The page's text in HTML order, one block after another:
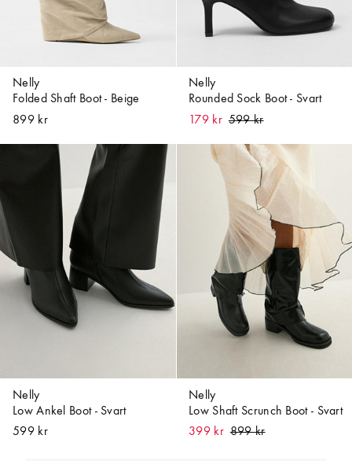
Nelly
Folded Shaft Boot - Beige
899 kr
Nelly
Rounded Sock Boot - Svart
179 kr
Nelly
Low Ankel Boot - Svart
599 kr
Nelly
Low Shaft Scrunch Boot - Svart
399 kr